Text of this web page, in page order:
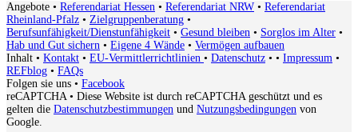
Angebote • Referendariat Hessen • Referendariat NRW • Referendariat
Rheinland-Pfalz • Zielgruppenberatung •
Berufsunfähigkeit/Dienstunfähigkeit • Gesund bleiben • Sorglos im Alter •
Hab und Gut sichern • Eigene 4 Wände • Vermögen aufbauen
Inhalt • Kontakt • EU-Vermittlerrichtlinien • Datenschutz • • Impressum •
REFblog • FAQs
Folgen sie uns • Facebook
reCAPTCHA • Diese Website ist durch reCAPTCHA geschützt und es
gelten die Datenschutzbestimmungen und Nutzungsbedingungen von
Google.